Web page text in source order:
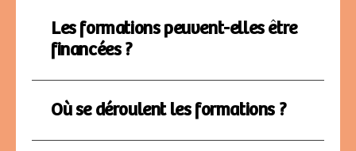
Les formations peuvent-elles être
financées ?
Où se déroulent les formations ?